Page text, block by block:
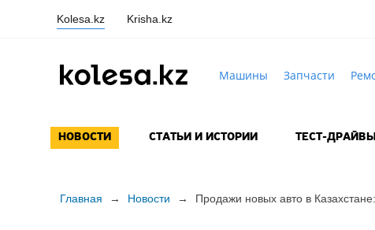
Kolesa.kz Krisha.kz
Машины Запчасти
НОВОСТИ СТАТЬИ И ИСТОРИИ ТЕСТ-
Главная → Новости → Продажи новых авто в